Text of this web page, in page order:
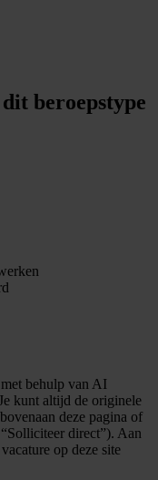
beroepstype
behulp van AI
kunt altijd de originele
deze pagina of
direct”). Aan
op deze site